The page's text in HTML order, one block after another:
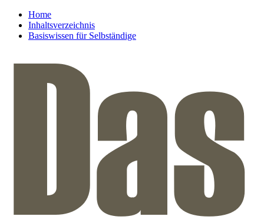
Home
Inhaltsverzeichnis
Basiswissen für Selbständige